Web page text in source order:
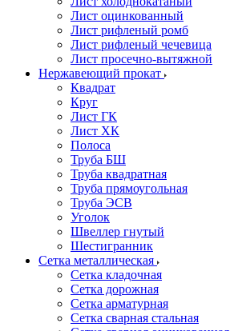
Лист оцинкованный
Лист рифленый ромб
Лист рифленый чечевица
Лист просечно-вытяжной
Нержавеющий прокат
Квадрат
Круг
Лист ГК
Лист ХК
Полоса
Труба БШ
Труба квадратная
Труба прямоугольная
Труба ЭСВ
Уголок
Швеллер гнутый
Шестигранник
Сетка металлическая
Сетка кладочная
Сетка дорожная
Сетка арматурная
Сетка сварная стальная